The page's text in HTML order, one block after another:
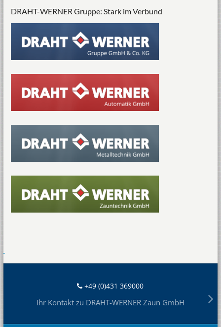
DRAHT-WERNER Gruppe: Stark im Verbund
+49 (0)431 369000
Ihr Kontakt zu DRAHT-WERNER Zaun GmbH